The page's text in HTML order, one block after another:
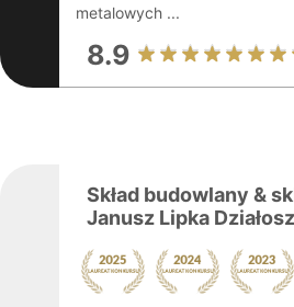
metalowych ...
8.9
Skład budowlany &
Janusz Lipka